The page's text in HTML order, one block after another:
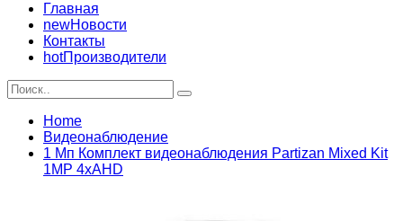
Главная
newНовости
Контакты
hotПроизводители
Home
Видеонаблюдение
1 Мп Комплект видеонаблюдения Partizan Mixed Kit
1MP 4xAHD